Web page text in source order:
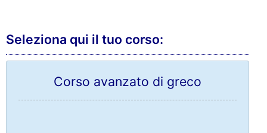
Seleziona qui il tuo corso:
Corso avanzato di greco